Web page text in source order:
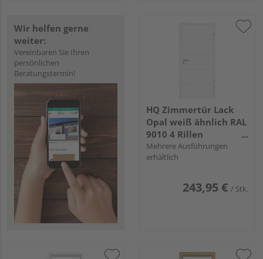
Wir helfen gerne
weiter:
Vereinbaren Sie Ihren
persönlichen
Beratungstermin!
HQ Zimmertür Lack
Opal weiß ähnlich RAL
9010 4 Rillen
Röhrenspan KK1
Mehrere Ausführungen
erhältlich
243,95 € / Stk.